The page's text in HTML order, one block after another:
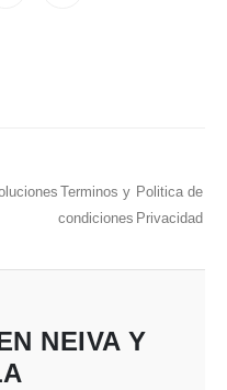
Terminos y
condiciones
Politica de
Privacidad
NEIVA Y